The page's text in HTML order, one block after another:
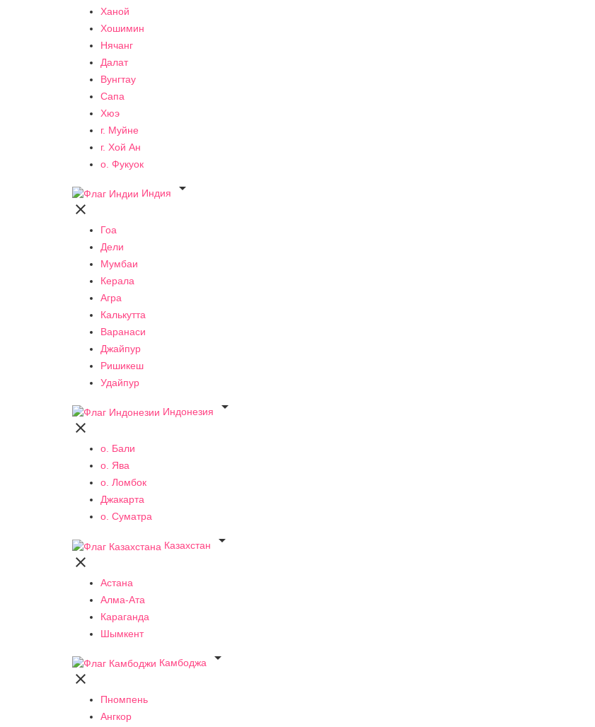
Ханой
Хошимин
Нячанг
Далат
Вунгтау
Сапа
Хюэ
г. Муйне
г. Хой Ан
о. Фукуок
Индия


Гоа
Дели
Мумбаи
Керала
Агра
Калькутта
Варанаси
Джайпур
Ришикеш
Удайпур
Индонезия


о. Бали
о. Ява
о. Ломбок
Джакарта
о. Суматра
Казахстан


Астана
Алма-Ата
Караганда
Шымкент
Камбоджа


Пномпень
Ангкор